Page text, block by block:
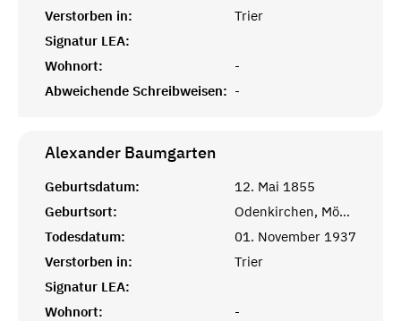
Verstorben in:
Trier
Signatur LEA:
Wohnort:
-
Abweichende Schreibweisen: -
Alexander Baumgarten
Geburtsdatum:
12. Mai 1855
Geburtsort:
Odenkirchen, Mönchengladbach
Todesdatum:
01. November 1937
Verstorben in:
Trier
Signatur LEA:
Wohnort:
-